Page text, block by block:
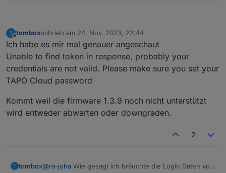
T
Offline
tomboxschrieb am 24. Nov. 2023, 22:44
zuletzt editiert von
Ich habe es mir mal genauer angeschaut
Unable to find token in response, probably your
credentials are not valid. Please make sure you set your
TAPO Cloud password
Kommt weil die firmware 1.3.9 noch nicht unterstützt
wird entweder abwarten oder downgraden.
2
T tombox@ra-juha Wie gesagt ich bräuchte die Login Daten von